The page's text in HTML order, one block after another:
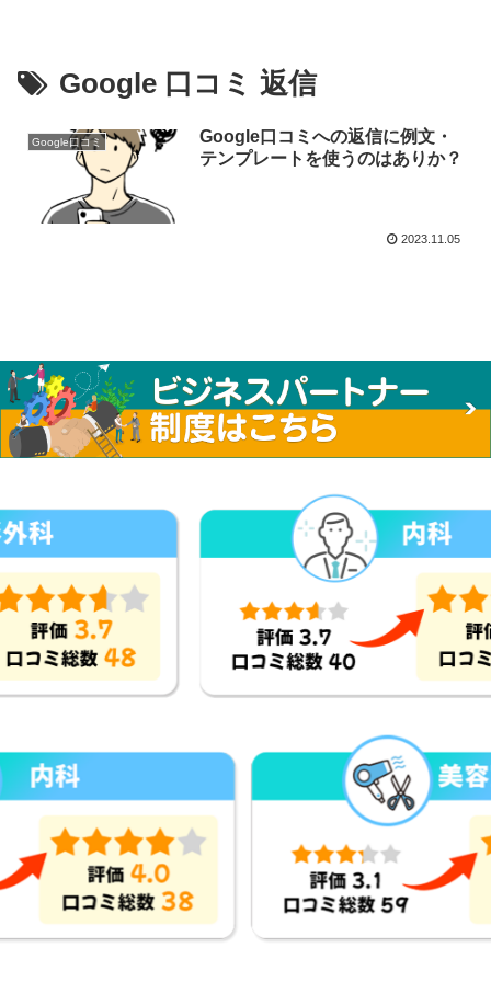
Google 口コミ 返信
Google口コミ
Google口コミへの返信に例文・
テンプレートを使うのはありか？
2023.11.05